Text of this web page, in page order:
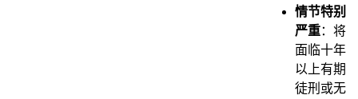
情节特别
严重：将
面临十年
以上有期
徒刑或无